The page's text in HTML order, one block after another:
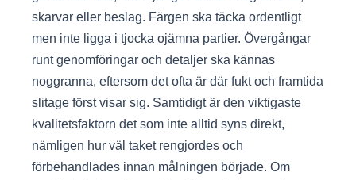
skarvar eller beslag. Färgen ska täcka ordentligt
men inte ligga i tjocka ojämna partier. Övergångar
runt genomföringar och detaljer ska kännas
noggranna, eftersom det ofta är där fukt och framtida
slitage först visar sig. Samtidigt är den viktigaste
kvalitetsfaktorn det som inte alltid syns direkt,
nämligen hur väl taket rengjordes och
förbehandlades innan målningen började. Om